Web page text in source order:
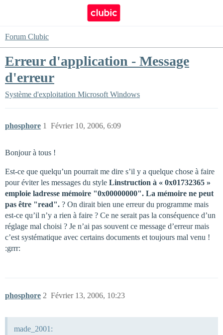
Forum Clubic
Erreur d'application - Message
d'erreur
Système d'exploitation Microsoft Windows
phosphore Février 10, 2006, 6:09
1
Bonjour à tous !
Est-ce que quelqu’un pourrait me dire s’il y a quelque chose à faire
pour éviter les messages du style Linstruction à « 0x01732365 »
emploie ladresse mémoire "0x00000000". La mémoire ne peut
pas être "read". ? On dirait bien une erreur du programme mais
est-ce qu’il n’y a rien à faire ? Ce ne serait pas la conséquence d’un
réglage mal choisi ? Je n’ai pas souvent ce message d’erreur mais
c’est systématique avec certains documents et toujours mal venu !
:grrr:
phosphore Février 13, 2006, 10:23
2
made_2001: